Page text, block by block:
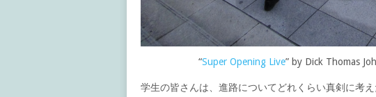
“Super Opening Live” by Dick Thomas
学生の皆さんは、進路についてどれくらい真剣に考